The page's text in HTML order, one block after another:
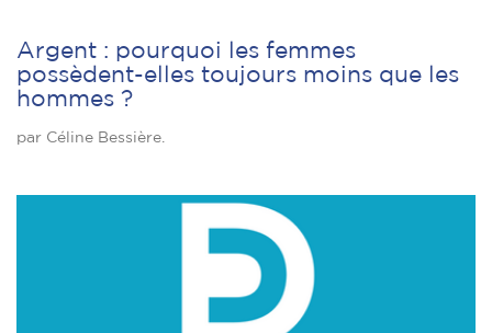
Argent : pourquoi les femmes
possèdent-elles toujours moins que les
hommes ?
par Céline Bessière.